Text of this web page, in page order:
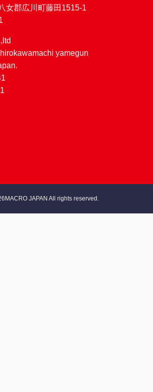
女郡広川町藤田1515-1
yamegun
JAPAN All rights reserved.